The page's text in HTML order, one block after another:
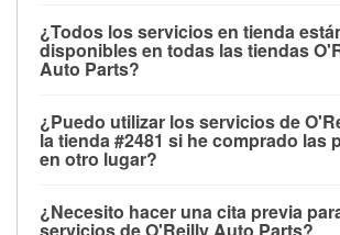
¿Todos los servicios en tienda
disponibles en todas las tiendas
Auto Parts?
las pruebas de batería, pruebas de
motor de arranque, revisión de la luz
con O'Reilly VeriScan® e instalación de
limpiaparabrisas o bombillas, están
todas las tiendas O'Reilly Auto Parts.
¿Puedo utilizar los servicios de
la tienda #2481 si he comprado las
en otro lugar?
de O'Reilly Auto Parts que estén
¿Necesito hacer una cita previa